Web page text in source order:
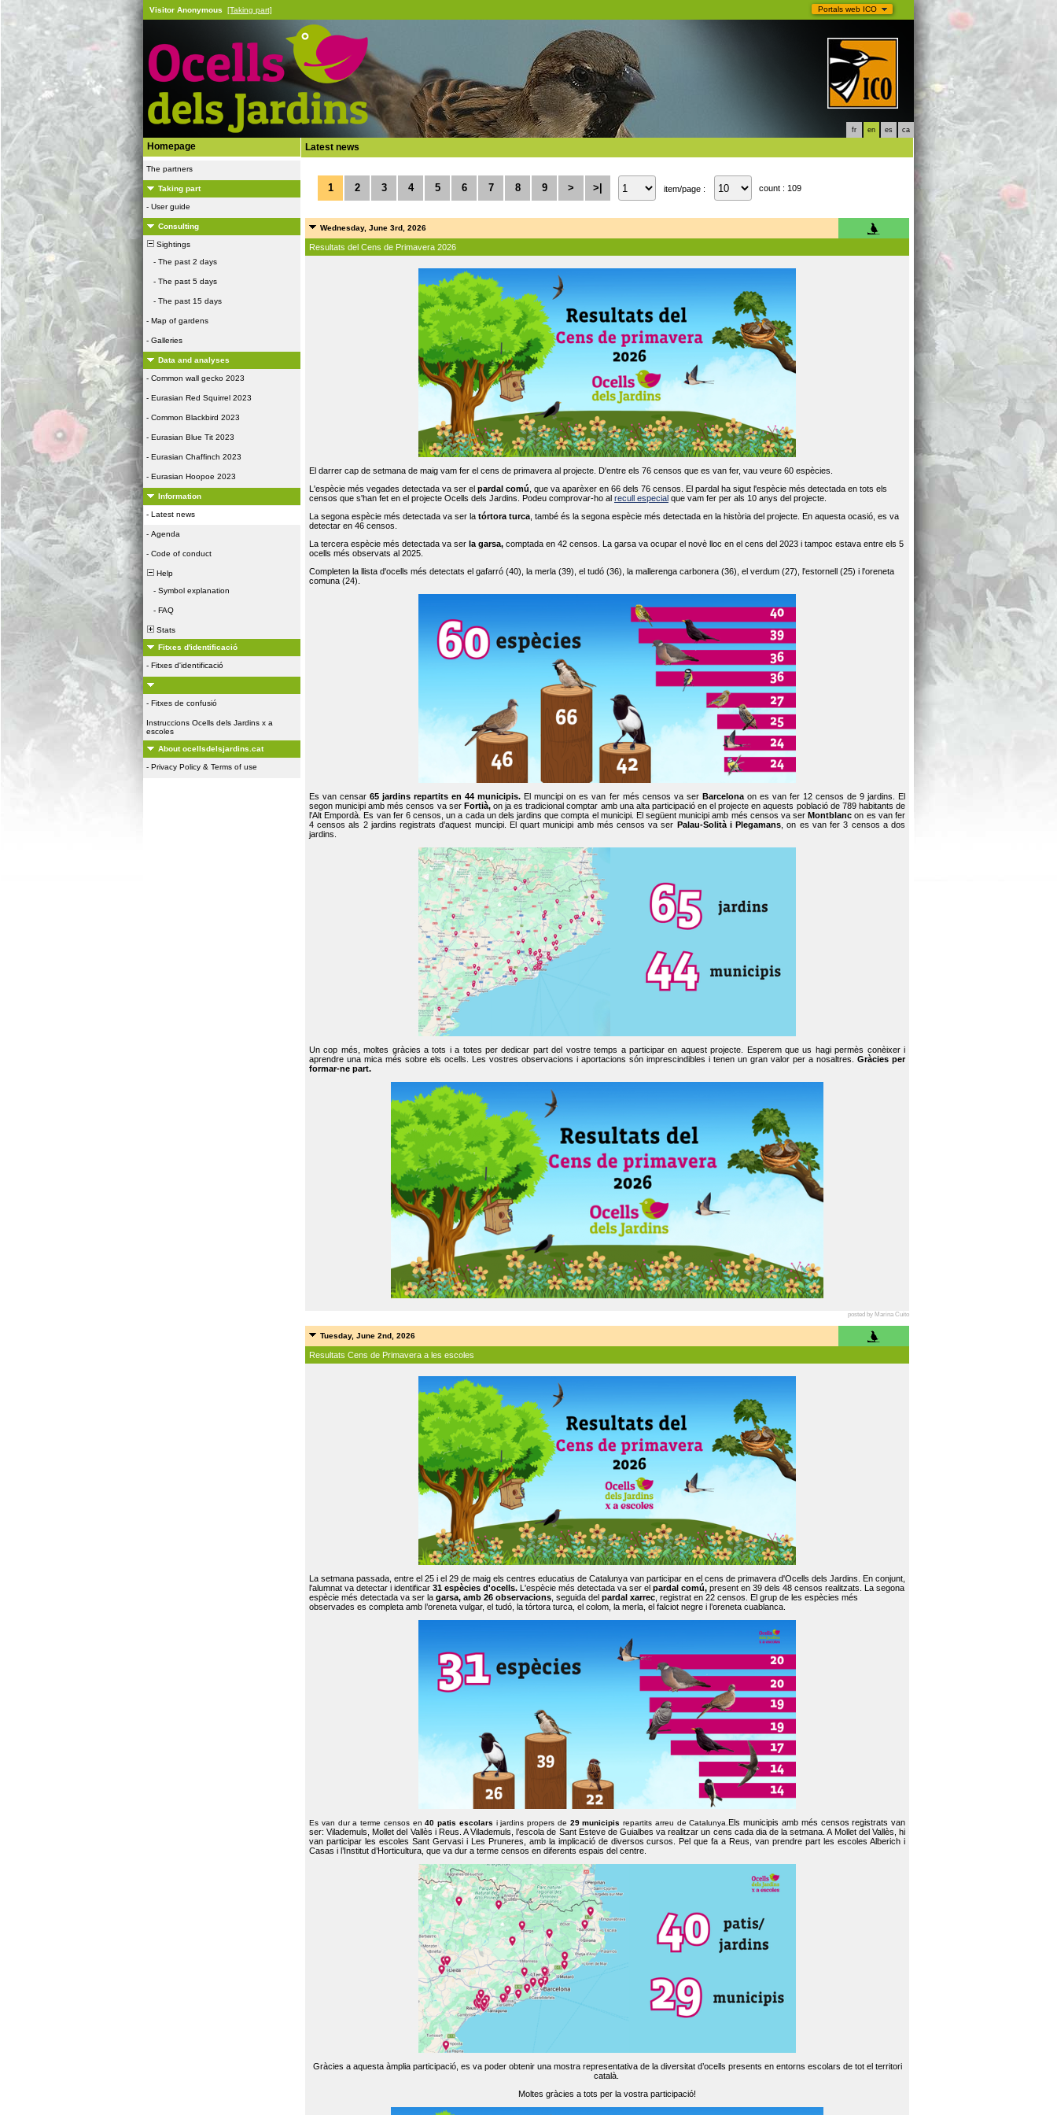
Portals web ICO
Visitor Anonymous [Taking part]
fr en es ca
Homepage
The partners
Taking part
- User guide
Consulting
Sightings
- The past 2 days
- The past 5 days
- The past 15 days
- Map of gardens
- Galleries
Data and analyses
- Common wall gecko 2023
- Eurasian Red Squirrel 2023
- Common Blackbird 2023
- Eurasian Blue Tit 2023
- Eurasian Chaffinch 2023
- Eurasian Hoopoe 2023
Information
- Latest news
- Agenda
- Code of conduct
Help
- Symbol explanation
- FAQ
Stats
Fitxes d'identificació
- Fitxes d'identificació
- Fitxes de confusió
Instruccions Ocells dels Jardins x a
escoles
About ocellsdelsjardins.cat
- Privacy Policy & Terms of use
Latest news
1 2 3 4 5 6 7 8 9 > >| item/page : count : 109
Wednesday, June 3rd, 2026
Resultats del Cens de Primavera 2026
El darrer cap de setmana de maig vam fer el cens de primavera al projecte. D'entre els 76 censos que es van fer, vau veure 60 espècies.
L'espècie més vegades detectada va ser el pardal comú , que va aparèxer en 66 dels 76 censos. El pardal ha sigut l'espècie més detectada en tots els
censos que s'han fet en el projecte Ocells dels Jardins. Podeu comprovar-ho al recull especial que vam fer per als 10 anys del projecte.
La segona espècie més detectada va ser la tórtora turca , també és la segona espècie més detectada en la història del projecte. En aquesta ocasió, es va
detectar en 46 censos.
La tercera espècie més detectada va ser la garsa, comptada en 42 censos. La garsa va ocupar el novè lloc en el cens del 2023 i tampoc estava entre els 5
ocells més observats al 2025.
Completen la llista d'ocells més detectats el gafarró (40), la merla (39), el tudó (36), la mallerenga carbonera (36), el verdum (27), l'estornell (25) i l'oreneta
comuna (24).
Es van censar65 jardins repartits en 44 municipis. El muncipi on es van fer més censos va ser Barcelonaon es van fer 12 censos de 9 jardins. El
segon municipi amb més censos va ser Fortià, on ja es tradicional comptar amb una alta participació en el projecte en aquests població de 789 habitants de
l'Alt Empordà. Es van fer 6 censos, un a cada un dels jardins que compta el municipi. El següent municipi amb més censos va serMontblanc on es van fer
4 censos als 2 jardins registrats d'aquest muncipi. El quart municipi amb més censos va ser Palau-Solità i Plegamans , on es van fer 3 censos a dos
jardins.
Un cop més, moltes gràcies a tots i a totes per dedicar part del vostre temps a participar en aquest projecte. Esperem que us hagi permès conèixer i
aprendre una mica més sobre els ocells. Les vostres observacions i aportacions són imprescindibles i tenen un gran valor per a nosaltres. Gràcies per
formar-ne part.
posted by Marina Cuito
Tuesday, June 2nd, 2026
Resultats Cens de Primavera a les escoles
La setmana passada, entre el 25 i el 29 de maig els centres educatius de Catalunya van participar en el cens de primavera d'Ocells dels Jardins. En conjunt,
l'alumnat va detectar i identificar 31 espècies d'ocells. L'espècie més detectada va ser el pardal comú, present en 39 dels 48 censos realitzats. La segona
espècie més detectada va ser la garsa, amb 26 observacions , seguida del pardal xarrec , registrat en 22 censos. El grup de les espècies més
observades es completa amb l’oreneta vulgar, el tudó, la tórtora turca, el colom, la merla, el falciot negre i l’oreneta cuablanca.
Es van dur a terme censos en40 patis escolars i jardins propers de 29 municipis repartits arreu de Catalunya. Els municipis amb més censos registrats van
ser: Vilademuls, Mollet del Vallès i Reus. A Vilademuls, l’escola de Sant Esteve de Guialbes va realitzar un cens cada dia de la setmana. A Mollet del Vallès, hi
van participar les escoles Sant Gervasi i Les Pruneres, amb la implicació de diversos cursos. Pel que fa a Reus, van prendre part les escoles Alberich i
Casas i l’Institut d’Horticultura, que va dur a terme censos en diferents espais del centre.
Gràcies a aquesta àmplia participació, es va poder obtenir una mostra representativa de la diversitat d’ocells presents en entorns escolars de tot el territori
català.
Moltes gràcies a tots per la vostra participació!